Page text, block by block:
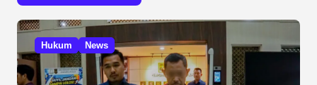
a
s
i
Hukum News